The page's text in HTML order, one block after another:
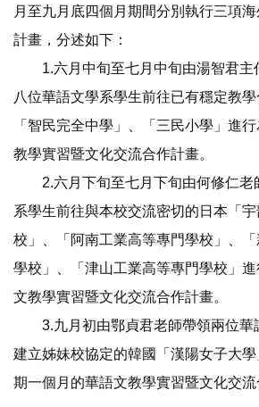
月至九月底四個月期間分別執行三項
計畫，分述如下：
1.六月中旬至七月中旬由湯智君主
八位華語文學系學生前往已有穩定教
「智民完全中學」、「三民小學」進
教學實習暨文化交流合作計畫。
2.六月下旬至七月下旬由何修仁老
系學生前往與本校交流密切的日本「
校」、「阿南工業高等專門學校」、
學校」、「津山工業高等專門學校」
文教學實習暨文化交流合作計畫。
3.九月初由鄂貞君老師帶領兩位華
建立姊妹校協定的韓國「漢陽女子大
期一個月的華語文教學實習暨文化交流